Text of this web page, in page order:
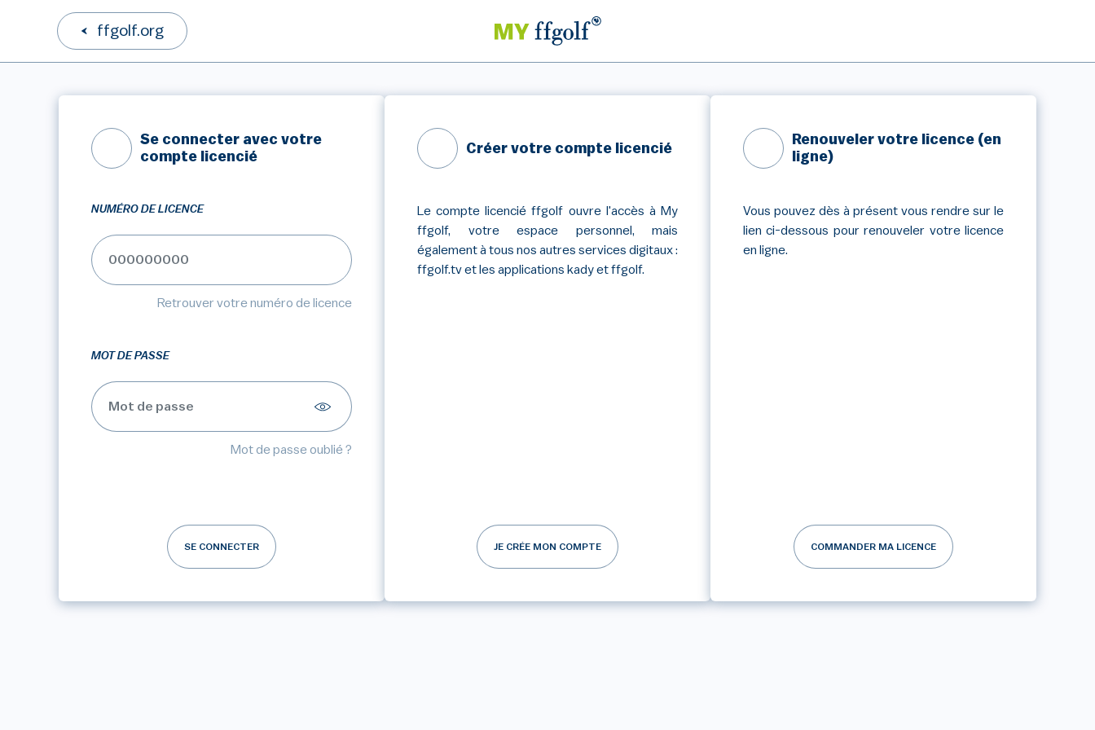
ffgolf.org
Se connecter avec votre
compte licencié
NUMÉRO DE LICENCE
Retrouver votre numéro de licence
MOT DE PASSE
Mot de passe oublié ?
SE CONNECTER
Créer votre compte licencié
Le compte licencié ffgolf ouvre l'accès à My
ffgolf, votre espace personnel, mais
également à tous nos autres services digitaux :
ffgolf.tv et les applications kady et ffgolf.
JE CRÉE MON COMPTE
Renouveler votre licence (en
ligne)
Vous pouvez dès à présent vous rendre sur le
lien ci-dessous pour renouveler votre licence
en ligne.
COMMANDER MA LICENCE